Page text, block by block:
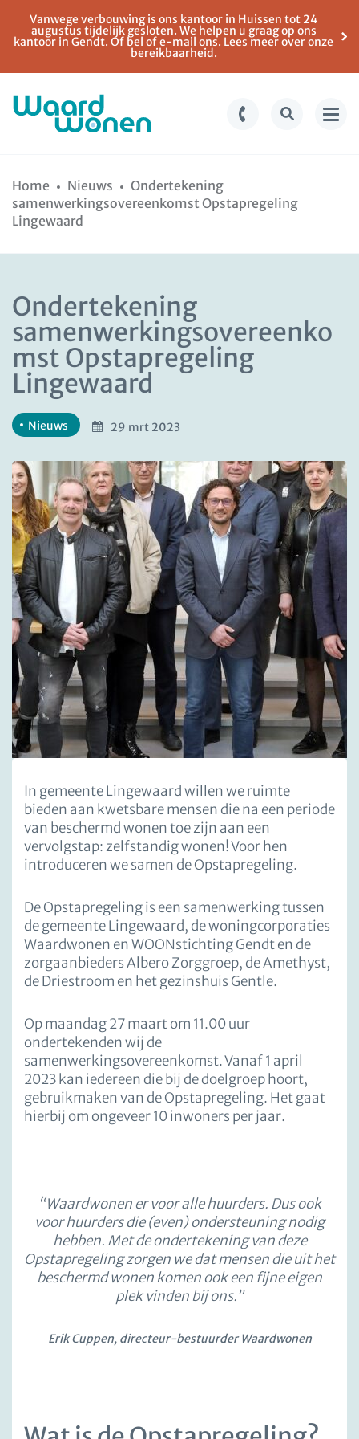
naar
inhoud
naar
navigatie
Vanwege verbouwing is ons kantoor in Huissen tot 24
augustus tijdelijk gesloten. We helpen u graag op ons
kantoor in Gendt. Of bel of e-mail ons. Lees meer over onze
bereikbaarheid.
Home Nieuws
Ondertekening
samenwerkingsovereenkomst Opstapregeling
Lingewaard
Ondertekening
samenwerkingsovereenko
mst Opstapregeling
Lingewaard
Nieuws 29 mrt 2023
In gemeente Lingewaard willen we ruimte
bieden aan kwetsbare mensen die na een periode
van beschermd wonen toe zijn aan een
vervolgstap: zelfstandig wonen! Voor hen
introduceren we samen de Opstapregeling.
De Opstapregeling is een samenwerking tussen
de gemeente Lingewaard, de woningcorporaties
Waardwonen en WOONstichting Gendt en de
zorgaanbieders Albero Zorggroep, de Amethyst,
de Driestroom en het gezinshuis Gentle.
Op maandag 27 maart om 11.00 uur
ondertekenden wij de
samenwerkingsovereenkomst. Vanaf 1 april
2023 kan iedereen die bij de doelgroep hoort,
gebruikmaken van de Opstapregeling. Het gaat
hierbij om ongeveer 10 inwoners per jaar.
“Waardwonen er voor alle huurders. Dus ook
voor huurders die (even) ondersteuning nodig
hebben. Met de ondertekening van deze
Opstapregeling zorgen we dat mensen die uit het
beschermd wonen komen ook een fijne eigen
plek vinden bij ons.”
Erik Cuppen, directeur-bestuurder Waardwonen